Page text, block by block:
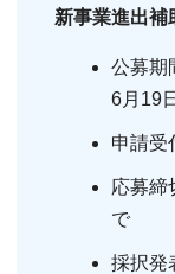
新事業進出補
公募期
6月19
申請受
応募締
で
採択発